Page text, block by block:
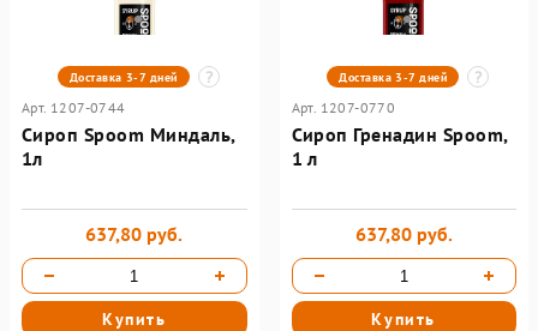
Доставка 3-7 дней
Арт. 1207-0744
Сироп Spoom Миндаль,
1л
637,80 руб.
Купить
Доставка 3-7 дней
Арт. 1207-0770
Сироп Гренадин Spoom,
1 л
637,80 руб.
Купить